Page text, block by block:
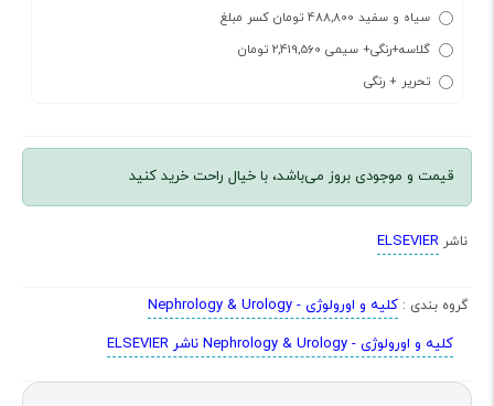
سیاه و سفید 488,800 تومان کسر مبلغ
گلاسه+رنگی+ سیمی 2,419,560 تومان
تحریر + رنگی
قیمت و موجودی بروز می‌باشد، با خیال راحت خرید کنید
ناشر ELSEVIER
گروه بندی : کلیه و اورولوژی - Nephrology & Urology
کلیه و اورولوژی - Nephrology & Urology ناشر ELSEVIER